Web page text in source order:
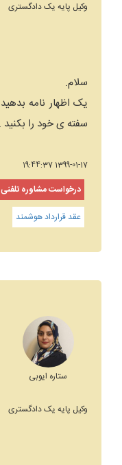
وکیل پایه یک دادگستری
سلام.
یک اظهار نامه
سفته ی خود را بکنید .
1399-01-17 19:44:37
درخواست مشاوره تلفنی
عقد قرارداد هوشمند
ستاره ایوبی
وکیل پایه یک دادگستری